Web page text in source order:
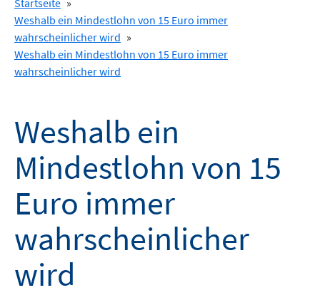
Startseite »
Weshalb ein Mindestlohn von 15 Euro immer
wahrscheinlicher wird »
Weshalb ein Mindestlohn von 15 Euro immer
wahrscheinlicher wird
Weshalb ein
Mindestlohn von 15
Euro immer
wahrscheinlicher
wird